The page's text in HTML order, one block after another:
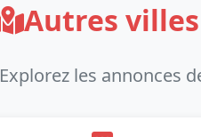
Autres
Explorez les annonces